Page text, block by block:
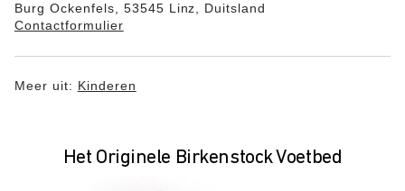
Burg Ockenfels, 53545 Linz, Duitsland
Contactformulier
Meer uit: Kinderen
Het Originele Birkenstock Voetbed